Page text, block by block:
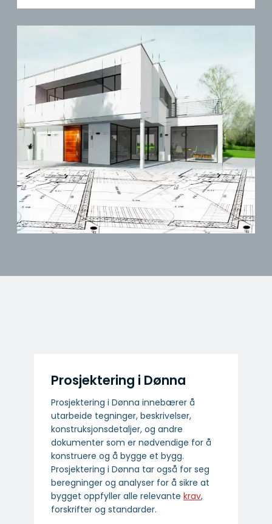
Prosjektering i Dønna
Prosjektering i Dønna innebærer å
utarbeide tegninger, beskrivelser,
konstruksjonsdetaljer, og andre
dokumenter som er nødvendige for å
konstruere og å bygge et bygg.
Prosjektering i Dønna tar også for seg
beregninger og analyser for å sikre at
bygget oppfyller alle relevante krav,
forskrifter og standarder.